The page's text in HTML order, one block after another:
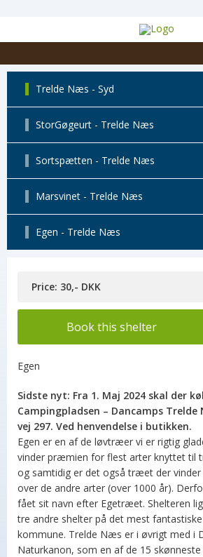
Trelde Næs - Syd
StorGøgeurt - Trelde Næs
Sortspætten - Trelde Næs
Marsvinet - Trelde Næs
Egen - Trelde Næs
Price: 30,- DKK
Book this shelter
Egen
Sidste nyt: Fra 1. Maj 2024 skal der
Campingpladsen – Dancamps
vej 297. Ved henvendelse i butikken.
Egen er en af de løvtræer vi er rigtig
vinder præmien for flest arter knyttet til
og samtidig er det også træet der vinder
over de andre arter (over 1000 år).
fået sit navn efter Egetræet. Shelteren
tre andre shelter på det mest
kommune. Trelde Næs er i øvrigt med i
Naturkanon, som en af de 15